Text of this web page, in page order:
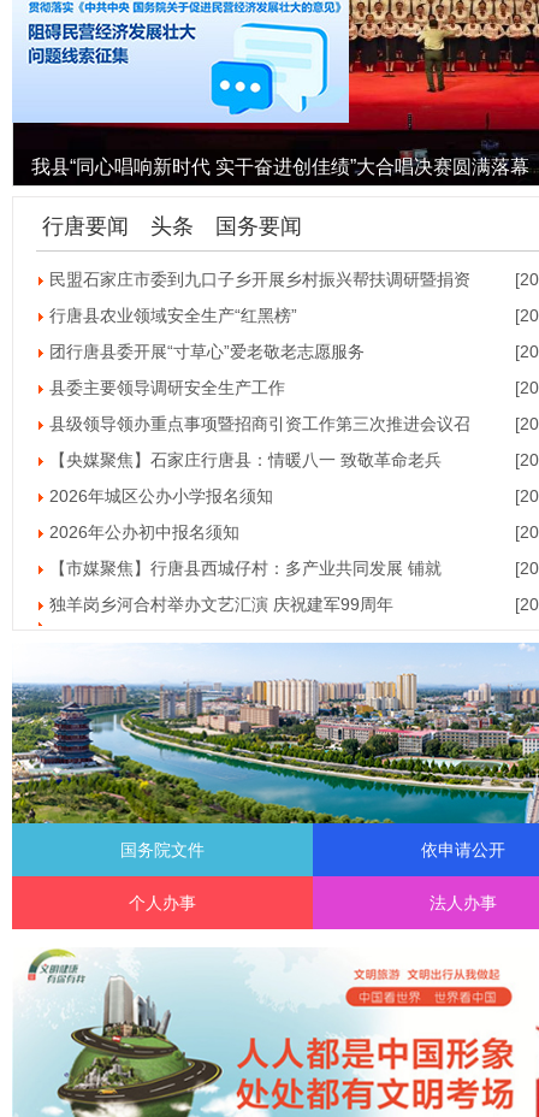
我县“同心唱响新时代 实干奋进创佳绩”大合唱决赛圆满落幕
行唐要闻 头条 国务要闻
民盟石家庄市委到九口子乡开展乡村振兴帮扶调研暨捐资
行唐县农业领域安全生产“红黑榜”
团行唐县委开展“寸草心”爱老敬老志愿服务
县委主要领导调研安全生产工作
县级领导领办重点事项暨招商引资工作第三次推进会议召
【央媒聚焦】石家庄行唐县：情暖八一 致敬革命老兵
2026年城区公办小学报名须知
2026年公办初中报名须知
【市媒聚焦】行唐县西城仔村：多产业共同发展 铺就
独羊岗乡河合村举办文艺汇演 庆祝建军99周年
建议收藏！这些政策，影响未来5年
未来5年，新能源汽车充电有这些变化
国务院7月重要政策
8月起，这些新规将影响你我生活！
中共中央政治局召开会议 决定召开二十届五中全会 分
事关每个人的快递，重要规划发布！
中共中央 国务院转发《中央宣传部、司法部关于开展法
关系近视防治，国家卫健委新版指南来了！
动起来！全民健身五年计划来了
习近平对基础教育工作作出重要指示
国务院文件 依申请公开
个人办事 法人办事